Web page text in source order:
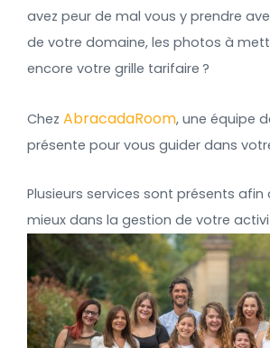
avez peur de mal vous y prendre
de votre domaine, les photos à
encore votre grille tarifaire ?
Chez AbracadaRoom, une équipe
présente pour vous guider dans
Plusieurs services sont présents afin
mieux dans la gestion de votre